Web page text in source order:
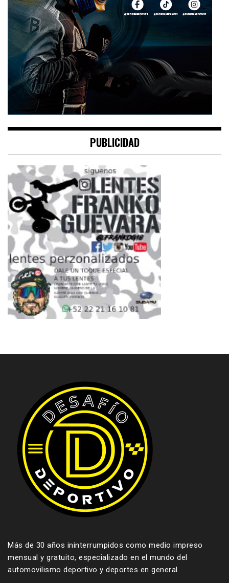
PUBLICIDAD
Más de 30 años ininterrumpidos como medio impreso
mensual y gratuito, especializado en el mundo del
automovilismo deportivo y deportes en general.